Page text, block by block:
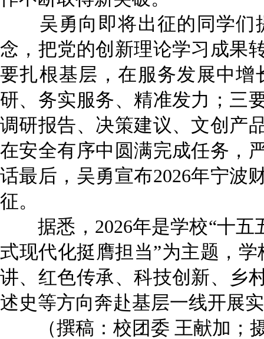
吴勇向即将出征的同学们
念，把党的创新理论学习成果
要扎根基层，在服务发展中
研、务实服务、精准发力；三
调研报告、决策建议、文创产
在安全有序中圆满完成任务，
话最后，吴勇宣布2026年宁波
征。
据悉，2026年是学校“十五
式现代化挺膺担当”为主题，
讲、红色传承、科技创新、乡
述史等方向奔赴基层一线开展
（撰稿：校团委 王献加；摄